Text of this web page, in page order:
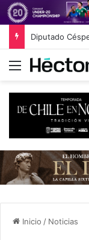
Menú
Inicio / Noticias